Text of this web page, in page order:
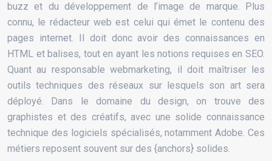
buzz et du développement de l’image de marque. Plus
connu, le rédacteur web est celui qui émet le contenu des
pages internet. Il doit donc avoir des connaissances en
HTML et balises, tout en ayant les notions requises en SEO.
Quant au responsable webmarketing, il doit maîtriser les
outils techniques des réseaux sur lesquels son art sera
déployé. Dans le domaine du design, on trouve des
graphistes et des créatifs, avec une solide connaissance
technique des logiciels spécialisés, notamment Adobe. Ces
métiers reposent souvent sur des {anchors} solides.